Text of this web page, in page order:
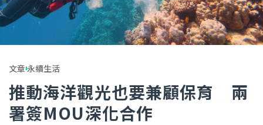
文章永續生活
推動海洋觀光也要兼顧保育 兩
署簽MOU深化合作